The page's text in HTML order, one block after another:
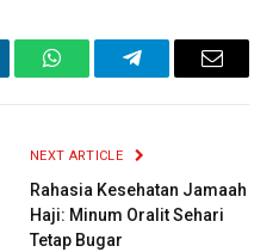
WhatsAppTelegramEmail
NEXT ARTICLE
Rahasia Kesehatan Jamaah
Haji: Minum Oralit Sehari
Tetap Bugar